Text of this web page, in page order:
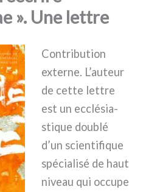
». Une lettre
Contribution
exter­ne. L’auteur
de cet­te let­tre
est un ecclé­sia­
sti­que dou­blé
d’un scien­ti­fi­que
spé­cia­li­sé de haut
niveau qui occu­pe